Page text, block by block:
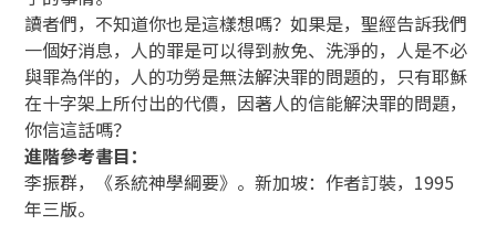
讀者們，不知道你也是這樣想嗎？如果是，聖經告訴我們
一個好消息，人的罪是可以得到赦免、洗淨的，人是不必
與罪為伴的，人的功勞是無法解決罪的問題的，只有耶穌
在十字架上所付出的代價，因著人的信能解決罪的問題，
你信這話嗎？
進階參考書目：
李振群，《系統神學綱要》。新加坡：作者訂裝，1995
年三版。